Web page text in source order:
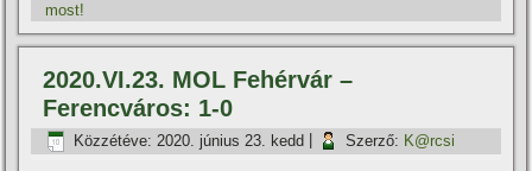
most!
2020.VI.23. MOL Fehérvár –
Ferencváros: 1-0
Közzétéve: 2020. június 23. kedd Szerző: K@rcsi